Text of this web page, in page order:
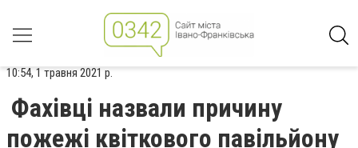
10:54, 1 травня 2021 р.
Фахівці назвали причину
пожежі квіткового павільйону